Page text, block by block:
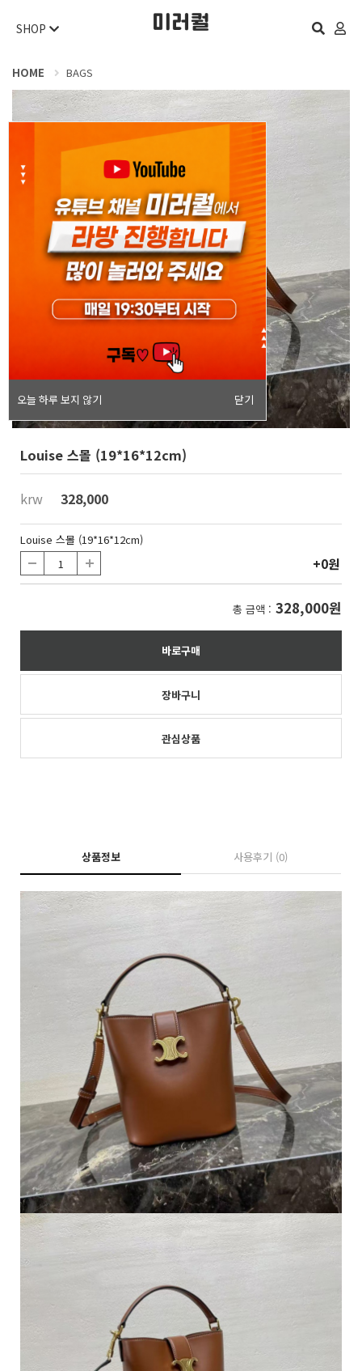
오늘 하루 보지 않기 닫기
SHOP
HOME BAGS
Louise 스몰 (19*16*12cm)
krw 328,000
Louise 스몰 (19*16*12cm)
+0원
총 금액 : 328,000원
바로구매
장바구니
관심상품
상품정보 사용후기 (0)